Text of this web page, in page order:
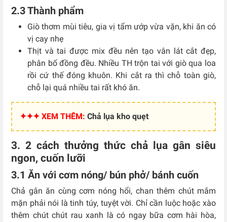
2.3 Thành phẩm
Giò thơm mùi tiêu, gia vị tẩm ướp vừa vặn, khi ăn có
vị cay nhẹ
Thịt và tai được mix đều nên tạo vân lát cắt đẹp,
phân bố đồng đều. Nhiều TH trộn tai với giò qua loa
rồi cứ thế đóng khuôn. Khi cắt ra thì chỗ toàn giò,
chỗ lại quá nhiều tai rất khó ăn.
✦✦✦ XEM THÊM: Chả lụa kho quẹt
3. 2 cách thưởng thức chả lụa gân siêu
ngon, cuốn lưỡi
3.1 Ăn với cơm nóng/ bún phở/ bánh cuốn
Chả gân ăn cùng cơm nóng hổi, chan thêm chút mắm
mặn phải nói là tinh túy, tuyệt vời. Chỉ cần luộc hoặc xào
thêm chút chút rau xanh là có ngay bữa cơm hài hòa,